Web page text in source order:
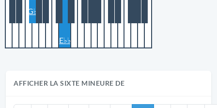
G♭
E♭♭
AFFICHER LA SIXTE MINEURE DE